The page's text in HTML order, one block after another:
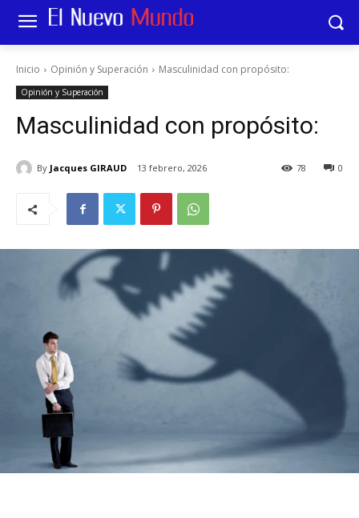
Inicio Opinión y Superación Masculinidad con propósito:
Opinión y Superación
Masculinidad con propósito:
By Jacques GIRAUD 13 febrero, 2026 0
78